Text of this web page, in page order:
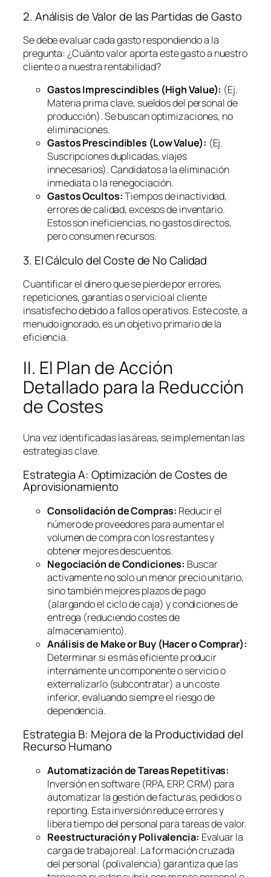
2. Análisis de Valor de las Partidas de Gasto
Se debe evaluar cada gasto respondiendo a la
pregunta: ¿Cuánto valor aporta este gasto a nuestro
cliente o a nuestra rentabilidad?
Gastos Imprescindibles (High Value): (Ej.
Materia prima clave, sueldos del personal de
producción). Se buscan optimizaciones, no
eliminaciones.
Gastos Prescindibles (Low Value): (Ej.
Suscripciones duplicadas, viajes
innecesarios). Candidatos a la eliminación
inmediata o la renegociación.
Gastos Ocultos:Tiempos de inactividad,
errores de calidad, excesos de inventario.
Estos son ineficiencias, no gastos directos,
pero consumen recursos.
3. El Cálculo del Coste de No Calidad
Cuantificar el dinero que se pierde por errores,
repeticiones, garantías o servicio al cliente
insatisfecho debido a fallos operativos. Este coste, a
menudo ignorado, es un objetivo primario de la
eficiencia.
II. El Plan de Acción
Detallado para la Reducción
de Costes
Una vez identificadas las áreas, se implementan las
estrategias clave.
Estrategia A: Optimización de Costes de
Aprovisionamiento
Consolidación de Compras: Reducir el
número de proveedores para aumentar el
volumen de compra con los restantes y
obtener mejores descuentos.
Negociación de Condiciones: Buscar
activamente no solo un menor precio unitario,
sino también mejores plazos de pago
(alargando el ciclo de caja) y condiciones de
entrega (reduciendo costes de
almacenamiento).
Análisis de Make or Buy(Hacer o Comprar):
Determinar si es más eficiente producir
internamente un componente o servicio o
externalizarlo (subcontratar) a un coste
inferior, evaluando siempre el riesgo de
dependencia.
Estrategia B: Mejora de la Productividad del
Recurso Humano
Automatización de Tareas Repetitivas:
Inversión ensoftware(RPA, ERP, CRM) para
automatizar la gestión de facturas, pedidos o
reporting. Esta inversión reduce errores y
libera tiempo del personal para tareas de valor.
Reestructuración y Polivalencia: Evaluar la
carga de trabajo real. La formación cruzada
del personal (polivalencia) garantiza que las